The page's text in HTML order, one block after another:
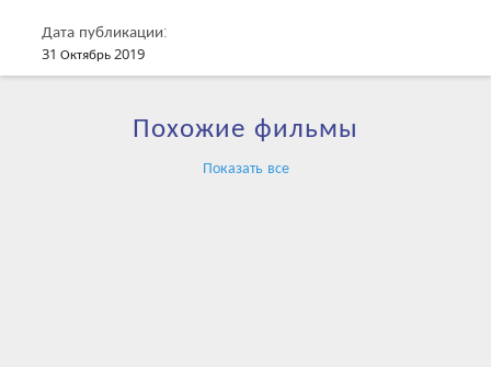
Дата публикации:
31 Октябрь 2019
Похожие фильмы
Показать все